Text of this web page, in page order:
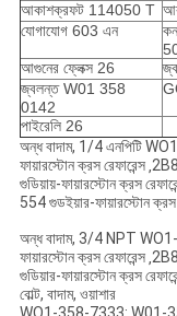
আকাশক্রফট 114050 T
যোগাযোগ 603 এন
আগুনের ফ্লেক্স 26
জ্বলন্ত W01 358
0142
পাইরেলি 26
অন্ধ বাদাম, 1/4 এনপিটি
ফায়ারস্টোন ক্রস রেফারেন্স
গুডিয়ায়-ফায়ারস্টোন ক্রস
554 গুডইয়ার-ফায়ারস্টোন ক্রস
অন্ধ বাদাম, 3/4 NPT
ফায়ারস্টোন ক্রস রেফারেন্স
গুডিয়ার-ফায়ারস্টোন ক্রস
বোল্ট, বাদাম, ওয়াশার